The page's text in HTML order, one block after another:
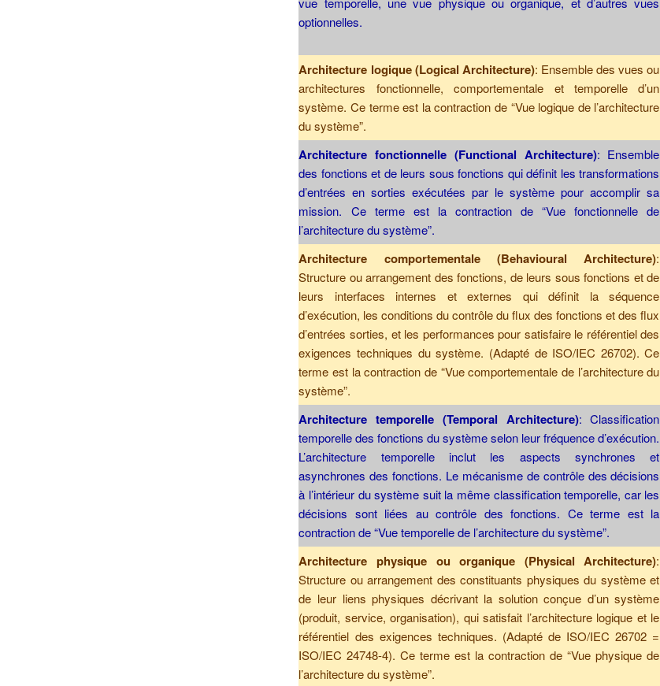
optionnelles.
Architecture logique (Logical Architecture): Ensemble des vues ou
architectures fonctionnelle, comportementale et temporelle d’un
système. Ce terme est la contraction de “Vue logique de l’architecture
du système”.
Architecture fonctionnelle (Functional Architecture): Ensemble
des fonctions et de leurs sous fonctions qui définit les transformations
d’entrées en sorties exécutées par le système pour accomplir sa
mission. Ce terme est la contraction de “Vue fonctionnelle de
l’architecture du système”.
Architecture comportementale (Behavioural Architecture):
Structure ou arrangement des fonctions, de leurs sous fonctions et de
leurs interfaces internes et externes qui définit la séquence
d’exécution, les conditions du contrôle du flux des fonctions et des flux
d’entrées sorties, et les performances pour satisfaire le référentiel des
exigences techniques du système. (Adapté de ISO/IEC 26702). Ce
terme est la contraction de “Vue comportementale de l’architecture du
système”.
Architecture temporelle (Temporal Architecture): Classification
temporelle des fonctions du système selon leur fréquence d’exécution.
L’architecture temporelle inclut les aspects synchrones et
asynchrones des fonctions. Le mécanisme de contrôle des décisions
à l’intérieur du système suit la même classification temporelle, car les
décisions sont liées au contrôle des fonctions. Ce terme est la
contraction de “Vue temporelle de l’architecture du système”.
Architecture physique ou organique (Physical Architecture):
Structure ou arrangement des constituants physiques du système et
de leur liens physiques décrivant la solution conçue d’un système
(produit, service, organisation), qui satisfait l’architecture logique et le
référentiel des exigences techniques. (Adapté de ISO/IEC 26702 =
ISO/IEC 24748-4). Ce terme est la contraction de “Vue physique de
l’architecture du système”.